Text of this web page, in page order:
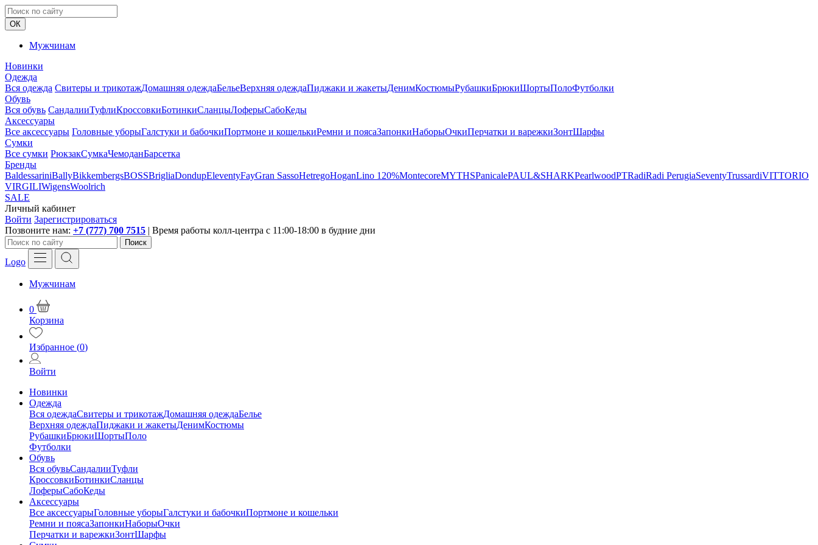
ОК
Мужчинам
Новинки
Одежда
Вся одежда Свитеры и трикотажДомашняя одеждаБельеВерхняя одеждаПиджаки и жакетыДенимКостюмыРубашкиБрюкиШортыПолоФутболки
Обувь
Вся обувь СандалииТуфлиКроссовкиБотинкиСланцыЛоферыСабоКеды
Аксессуары
Все аксессуары Головные уборыГалстуки и бабочкиПортмоне и кошелькиРемни и поясаЗапонкиНаборыОчкиПерчатки и варежкиЗонтШарфы
Сумки
Все сумки РюкзакСумкаЧемоданБарсетка
Бренды
BaldessariniBallyBikkembergsBOSSBrigliaDondupEleventyFayGran SassoHetregoHoganLino 120%MontecoreMYTHSPanicalePAUL&SHARKPearlwoodPTRadiRadi PerugiaSeventyTrussardiVITTORIO
VIRGILIWigensWoolrich
SALE
Личный кабинет
Войти Зарегистрироваться
Позвоните нам: +7 (777) 700 7515 | Время работы колл-центра с 11:00-18:00 в будние дни
Поиск
Logo
Мужчинам
0
Корзина
Избранное (0)
Войти
Новинки
Одежда
Вся одеждаСвитеры и трикотажДомашняя одеждаБелье
Верхняя одеждаПиджаки и жакетыДенимКостюмы
РубашкиБрюкиШортыПоло
Футболки
Обувь
Вся обувьСандалииТуфли
КроссовкиБотинкиСланцы
ЛоферыСабоКеды
Аксессуары
Все аксессуарыГоловные уборыГалстуки и бабочкиПортмоне и кошельки
Ремни и поясаЗапонкиНаборыОчки
Перчатки и варежкиЗонтШарфы